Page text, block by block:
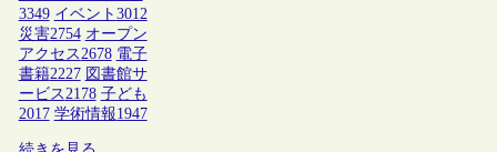
3349 イベント 3012
災害2754 オープン
アクセス 2678 電子
書籍2227 図書館サ
ービス 2178 子ども
2017 学術情報1947